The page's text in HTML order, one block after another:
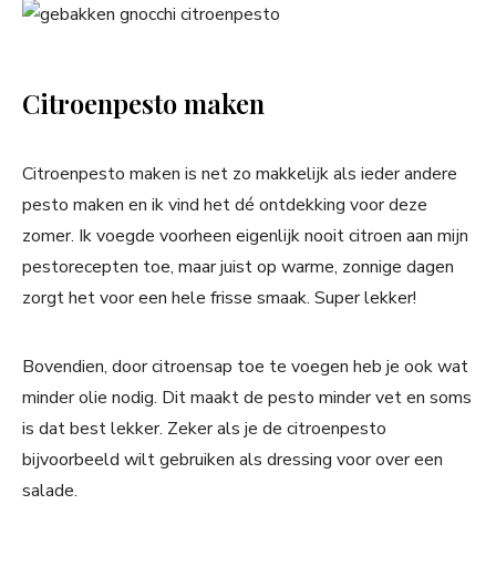
Citroenpesto maken
Citroenpesto maken is net zo makkelijk als ieder andere
pesto maken en ik vind het dé ontdekking voor deze
zomer. Ik voegde voorheen eigenlijk nooit citroen aan mijn
pestorecepten toe, maar juist op warme, zonnige dagen
zorgt het voor een hele frisse smaak. Super lekker!
Bovendien, door citroensap toe te voegen heb je ook wat
minder olie nodig. Dit maakt de pesto minder vet en soms
is dat best lekker. Zeker als je de citroenpesto
bijvoorbeeld wilt gebruiken als dressing voor over een
salade.